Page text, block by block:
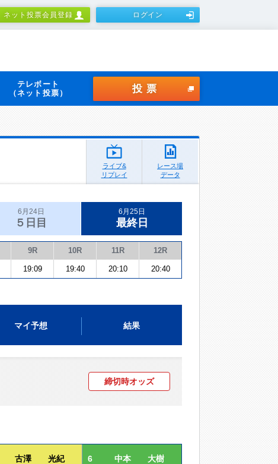
ネット投票会員登録 ログイン
テレボート
（ネット投票）
投票
ライブ&
リプレイ
レース場
データ
6月24日
５日目
6月25日
最終日
9R 10R 11R 12R
19:09 19:40 20:10 20:40
マイ予想 結果
締切時オッズ
古澤 光紀 6 中本 大樹